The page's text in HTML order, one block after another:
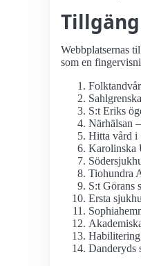
Webbplatsernas
som en
S:t Eriks
Närhälsan
Hitta vård
Karolinska
Tiohundra
S:t Görans
Ersta